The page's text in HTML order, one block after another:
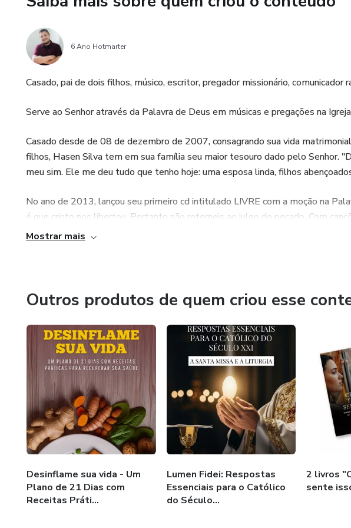
hoje.
O milagre no altar: Desvende de forma clara o que
80g/m² P&B, no tamanho 15x21cm com 106
- será produzido especialmente para você após a
pode levar alguns dias. Essa abordagem reduz
6 Ano Hotmarter
Casado, pai de dois filhos, músico, escritor, pregador missionário, comunicador
Serve ao Senhor através da Palavra de Deus em músicas e pregações na
Casado desde de 08 de dezembro de 2007, consagrando sua vida
filhos, Hasen Silva tem em sua família seu maior tesouro dado pelo Senhor.
meu sim. Ele me deu tudo que tenho hoje: uma esposa linda, filhos
No ano de 2013, lançou seu primeiro cd intitulado LIVRE com a moção na
é que cristo nos libertou. Portanto não retorneis ao julgo do pecado. Com
em sua missão o resgate do povo de Deus retornar a crer na promessa que o
Mostrar mais
Outros produtos de quem criou esse
Desinflame sua vida - Um
Plano de 21 Dias com
Receitas Práti...
Lumen Fidei: Respostas
Essenciais para o Católico
do Século...
2 livros
sente